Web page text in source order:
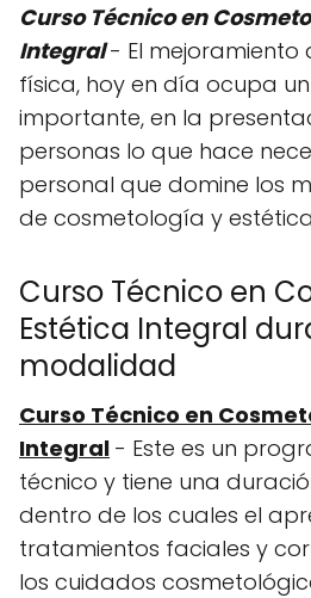
Curso Técnico en
Integral - El mejoramiento
física, hoy en día ocupa
importante, en la
personas lo que hace
personal que domine los
de cosmetología y
Curso Técnico en
Estética Integral
modalidad
Curso Técnico en
Integral - Este es un
técnico y tiene una
dentro de los cuales el
tratamientos faciales y
los cuidados